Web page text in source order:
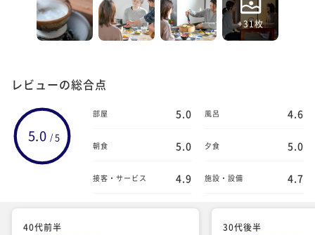
+31枚
レビューの総合点
5.0 /5
部屋 5.0 風呂 4.6
朝食 5.0 夕食 5.0
接客・サービス 4.9 施設・設備 4.7
40代前半
30代後半